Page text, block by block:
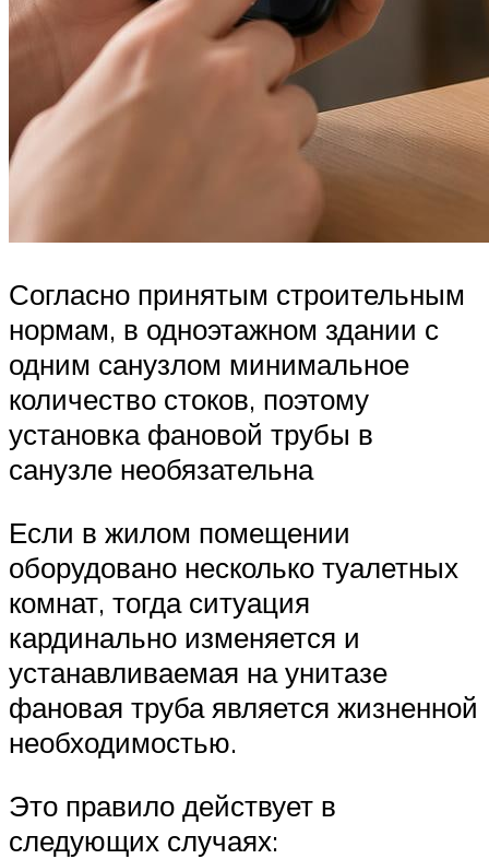
Согласно принятым строительным
нормам, в одноэтажном здании с
одним санузлом минимальное
количество стоков, поэтому
установка фановой трубы в
санузле необязательна
Если в жилом помещении
оборудовано несколько туалетных
комнат, тогда ситуация
кардинально изменяется и
устанавливаемая на унитазе
фановая труба является жизненной
необходимостью.
Это правило действует в
следующих случаях: